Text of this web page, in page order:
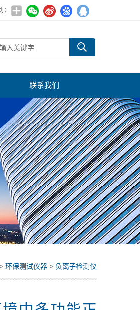
联系我们
> 环保测试仪器 > 负离子检测仪